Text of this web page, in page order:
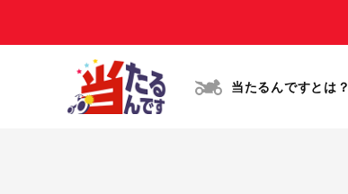
当たるんですとは？